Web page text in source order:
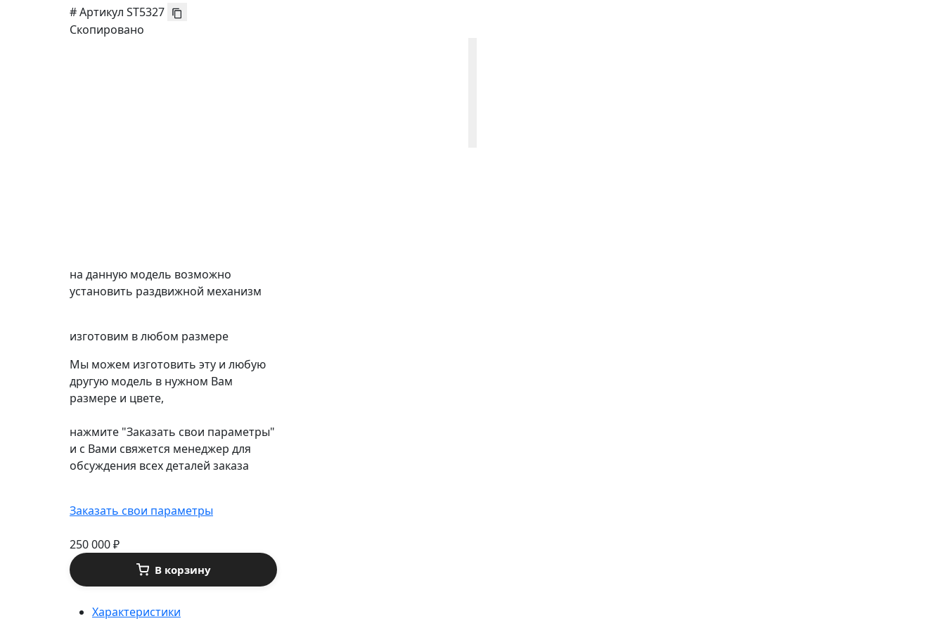
#Артикул ST5327
Скопировано
на данную модель возможно
установить раздвижной механизм
изготовим в любом размере
Мы можем изготовить эту и любую
другую модель в нужном Вам
размере и цвете,
нажмите "Заказать свои параметры"
и с Вами свяжется менеджер для
обсуждения всех деталей заказа
Заказать свои параметры
250 000₽
В корзину
Характеристики